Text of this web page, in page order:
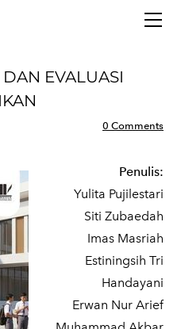
EVALUASI
0 Comments
Penulis:
Yulita Pujilestari
Siti Zubaedah
Imas Masriah
Estiningsih Tri
Handayani
Erwan Nur Arief